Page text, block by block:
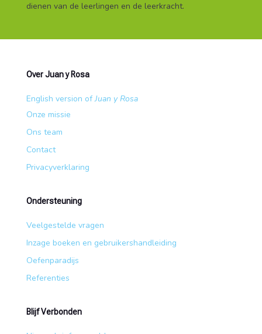
dienen van de leerlingen en de leerkracht.
Over Juan y Rosa
English version ofJuan y Rosa
Onze missie
Ons team
Contact
Privacyverklaring
Ondersteuning
Veelgestelde vragen
Inzage boeken en gebruikershandleiding
Oefenparadijs
Referenties
Blijf Verbonden